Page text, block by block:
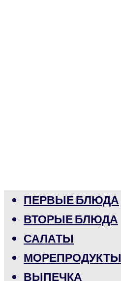
ПЕРВЫЕ БЛЮДА
ВТОРЫЕ БЛЮДА
САЛАТЫ
МОРЕПРОДУКТЫ
ВЫПЕЧКА